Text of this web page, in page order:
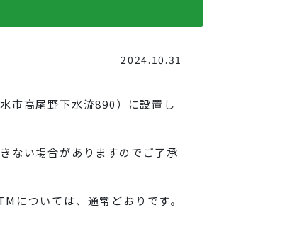
2024.10.31
市高尾野下水流890）に設置し
ない場合がありますのでご了承
については、通常どおりです。